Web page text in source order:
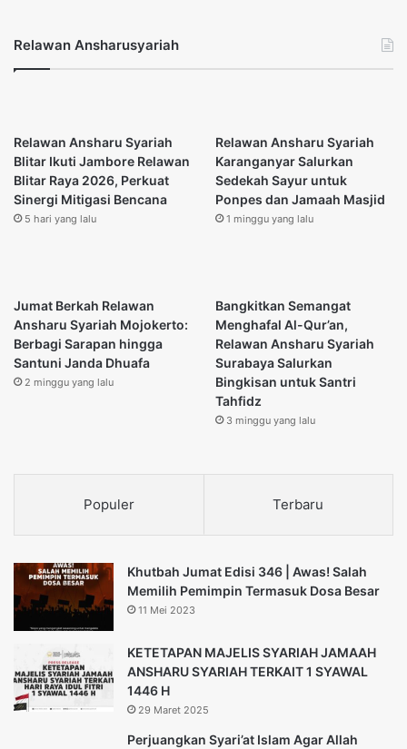
Relawan Ansharusyariah
Relawan Ansharu Syariah
Blitar Ikuti Jambore Relawan
Blitar Raya 2026, Perkuat
Sinergi Mitigasi Bencana
5 hari yang lalu
Relawan Ansharu Syariah
Karanganyar Salurkan
Sedekah Sayur untuk
Ponpes dan Jamaah Masjid
1 minggu yang lalu
Jumat Berkah Relawan
Ansharu Syariah Mojokerto:
Berbagi Sarapan hingga
Santuni Janda Dhuafa
2 minggu yang lalu
Bangkitkan Semangat
Menghafal Al-Qur’an,
Relawan Ansharu Syariah
Surabaya Salurkan
Bingkisan untuk Santri
Tahfidz
3 minggu yang lalu
Populer Terbaru
Khutbah Jumat Edisi 346 | Awas! Salah
Memilih Pemimpin Termasuk Dosa Besar
11 Mei 2023
KETETAPAN MAJELIS SYARIAH JAMAAH
ANSHARU SYARIAH TERKAIT 1 SYAWAL
1446 H
29 Maret 2025
Perjuangkan Syari’at Islam Agar Allah